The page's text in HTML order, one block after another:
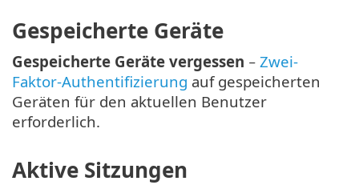
Gespeicherte Geräte
Gespeicherte Geräte vergessen − Zwei-
Faktor-Authentifizierung auf gespeicherten
Geräten für den aktuellen Benutzer
erforderlich.
Aktive Sitzungen